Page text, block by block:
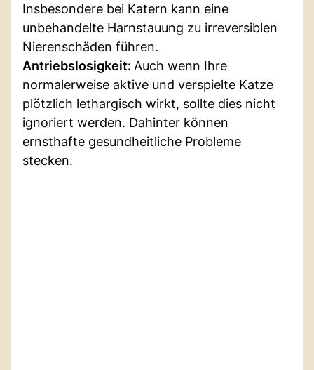
Insbesondere bei Katern kann eine
unbehandelte Harnstauung zu irreversiblen
Nierenschäden führen.
Antriebslosigkeit: Auch wenn Ihre
normalerweise aktive und verspielte Katze
plötzlich lethargisch wirkt, sollte dies nicht
ignoriert werden. Dahinter können
ernsthafte gesundheitliche Probleme
stecken.